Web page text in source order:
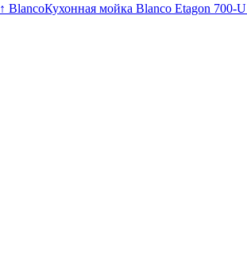
↑ BlancoКухонная мойка Blanco Etagon 700-U